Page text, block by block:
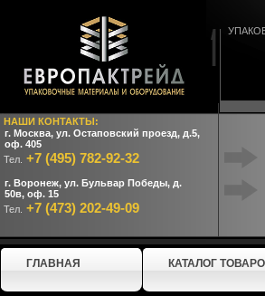
НАШИ КОНТАКТЫ:
г. Москва, ул. Остаповский проезд, д.5,
оф. 405
Тел. +7 (495) 782-92-32
г. Воронеж, ул. Бульвар Победы, д.
50в, оф. 15
Тел. +7 (473) 202-49-09
ГЛАВНАЯ КАТАЛОГ